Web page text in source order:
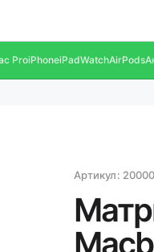
ProiPhoneiPadWatchAirPods
Артикул: